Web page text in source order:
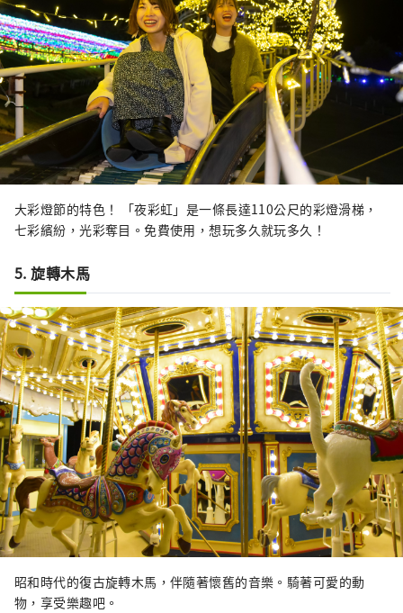
大彩燈節的特色！ 「夜彩虹」是一條長達110公尺的彩燈滑梯，
七彩繽紛，光彩奪目。免費使用，想玩多久就玩多久！
5. 旋轉木馬
昭和時代的復古旋轉木馬，伴隨著懷舊的音樂。騎著可愛的動
物，享受樂趣吧。